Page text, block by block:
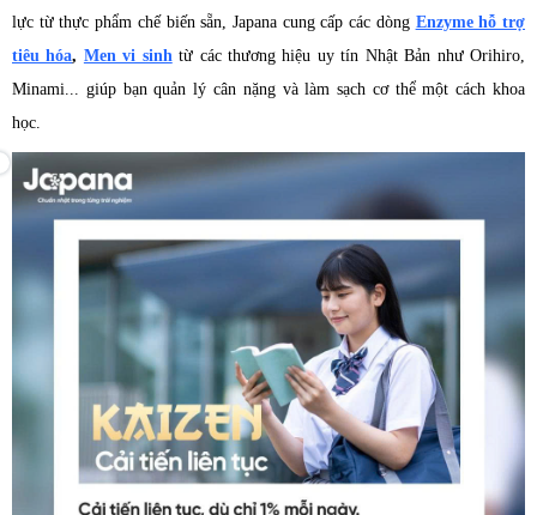
lực từ thực phẩm chế biến sẵn, Japana cung cấp các dòng Enzyme hỗ trợ
tiêu hóa, Men vi sinh từ các thương hiệu uy tín Nhật Bản như Orihiro,
Minami... giúp bạn quản lý cân nặng và làm sạch cơ thể một cách khoa
học.